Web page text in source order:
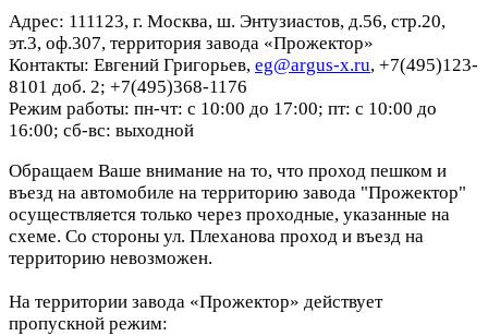
Адрес: 111123, г. Москва, ш. Энтузиастов, д.56, стр.20,
эт.3, оф.307, территория завода «Прожектор»
Контакты: Евгений Григорьев, eg@argus-x.ru, +7(495)123-
8101 доб. 2; +7(495)368-1176
Режим работы: пн-чт: с 10:00 до 17:00; пт: с 10:00 до
16:00; сб-вс: выходной
Обращаем Ваше внимание на то, что проход пешком и
въезд на автомобиле на территорию завода "Прожектор"
осуществляется только через проходные, указанные на
схеме. Со стороны ул. Плеханова проход и въезд на
территорию невозможен.
На территории завода «Прожектор» действует
пропускной режим: